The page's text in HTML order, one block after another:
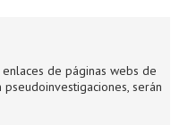
de páginas webs de
serán